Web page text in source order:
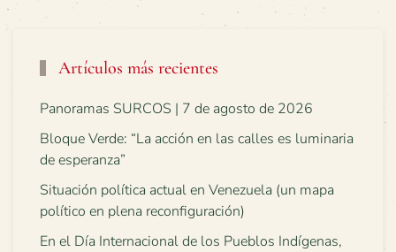
Artículos más recientes
Panoramas SURCOS | 7 de agosto de 2026
Bloque Verde: “La acción en las calles es luminaria
de esperanza”
Situación política actual en Venezuela (un mapa
político en plena reconfiguración)
En el Día Internacional de los Pueblos Indígenas,